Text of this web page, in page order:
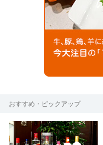
おすすめ・ピックアップ